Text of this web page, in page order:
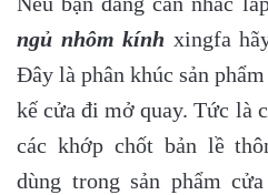
ngủ nhôm kính xingfa
Đây là phân khúc sản
kế cửa đi mở quay. Tức là
các khớp chốt bản lề
dùng trong sản phẩm